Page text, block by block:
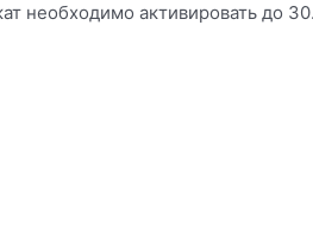
необходимо активировать до